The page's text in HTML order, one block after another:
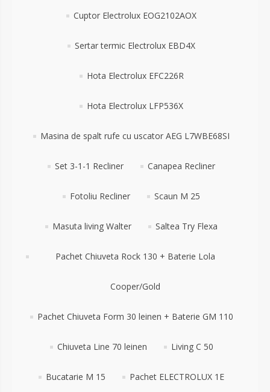
Cuptor Electrolux EOG2102AOX
Sertar termic Electrolux EBD4X
Hota Electrolux EFC226R
Hota Electrolux LFP536X
Masina de spalt rufe cu uscator AEG L7WBE68SI
Set 3-1-1 Recliner Canapea Recliner
Fotoliu Recliner Scaun M 25
Masuta living Walter Saltea Try Flexa
Pachet Chiuveta Rock 130 + Baterie Lola
Cooper/Gold
Pachet Chiuveta Form 30 leinen + Baterie GM 110
Chiuveta Line 70 leinen Living C 50
Bucatarie M 15 Pachet ELECTROLUX 1E